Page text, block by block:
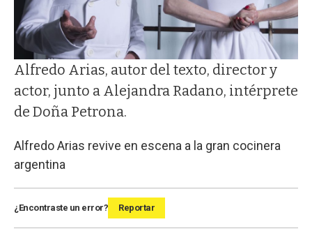
Alfredo Arias, autor del texto, director y
actor, junto a Alejandra Radano, intérprete
de Doña Petrona.
Alfredo Arias revive en escena a la gran cocinera
argentina
¿Encontraste un error? Reportar